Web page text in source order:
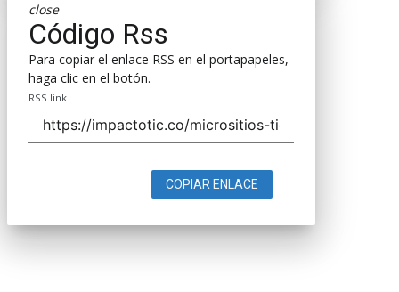
close
Código Rss
Para copiar el enlace RSS en el portapapeles,
haga clic en el botón.
RSS link
COPIAR ENLACE